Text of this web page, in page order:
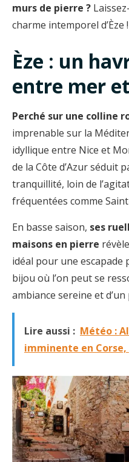
murs de pierre ?
charme intemporel d’Èze !
Èze : un
entre mer
Perché sur une colline
imprenable sur la
idyllique entre Nice et
de la Côte d’Azur séduit
tranquillité, loin de
fréquentées comme
En basse saison, ses
maisons en pierre
idéal pour une escapade
bijou où l’on peut se
ambiance sereine et
Lire aussi : Météo :
imminente en